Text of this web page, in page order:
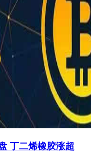
丁二烯橡胶涨超